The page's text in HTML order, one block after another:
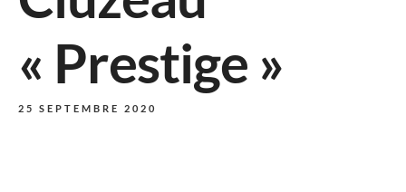
« Prestige »
25 SEPTEMBRE 2020